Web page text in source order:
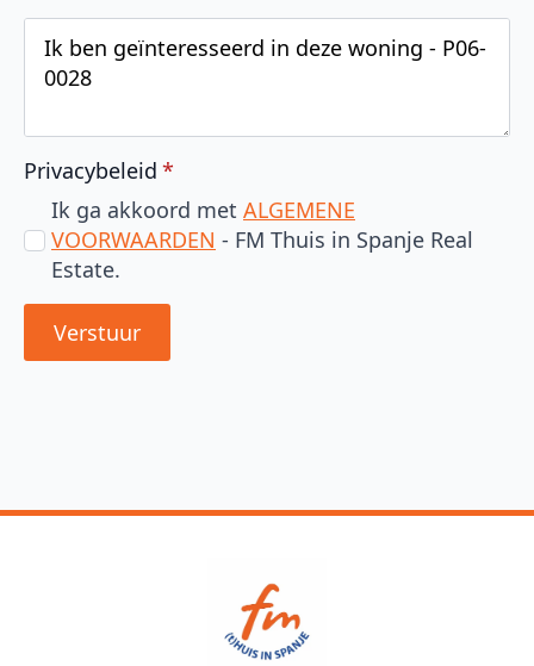
Privacybeleid *
Ik ga akkoord met ALGEMENE
VOORWAARDEN - FM Thuis in Spanje Real
Estate.
Verstuur